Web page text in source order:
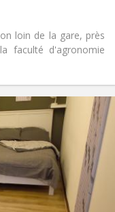
loin de la gare, près
faculté d'agronomie
Infos Pratiques
Loyer:
450 €
Charges:
150 €
Durée:
mois, 5-6 mois
Domiciliation:
Aménagement